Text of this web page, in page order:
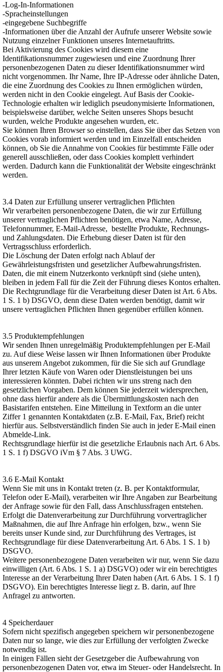
-Log-In-Informationen
-Spracheinstellungen
-eingegebene Suchbegriffe
-Informationen über die Anzahl der Aufrufe unserer Website sowie
Nutzung einzelner Funktionen unseres Internetauftritts.
Bei Aktivierung des Cookies wird diesem eine
Identifikationsnummer zugewiesen und eine Zuordnung Ihrer
personenbezogenen Daten zu dieser Identifikationsnummer wird
nicht vorgenommen. Ihr Name, Ihre IP-Adresse oder ähnliche Daten,
die eine Zuordnung des Cookies zu Ihnen ermöglichen würden,
werden nicht in den Cookie eingelegt. Auf Basis der Cookie-
Technologie erhalten wir lediglich pseudonymisierte Informationen,
beispielsweise darüber, welche Seiten unseres Shops besucht
wurden, welche Produkte angesehen wurden, etc.
Sie können Ihren Browser so einstellen, dass Sie über das Setzen von
Cookies vorab informiert werden und im Einzelfall entscheiden
können, ob Sie die Annahme von Cookies für bestimmte Fälle oder
generell ausschließen, oder dass Cookies komplett verhindert
werden. Dadurch kann die Funktionalität der Website eingeschränkt
werden.
3.4 Daten zur Erfüllung unserer vertraglichen Pflichten
Wir verarbeiten personenbezogene Daten, die wir zur Erfüllung
unserer vertraglichen Pflichten benötigen, etwa Name, Adresse,
Telefonnummer, E-Mail-Adresse, bestellte Produkte, Rechnungs-
und Zahlungsdaten. Die Erhebung dieser Daten ist für den
Vertragsschluss erforderlich.
Die Löschung der Daten erfolgt nach Ablauf der
Gewährleistungsfristen und gesetzlicher Aufbewahrungsfristen.
Daten, die mit einem Nutzerkonto verknüpft sind (siehe unten),
bleiben in jedem Fall für die Zeit der Führung dieses Kontos erhalten.
Die Rechtgrundlage für die Verarbeitung dieser Daten ist Art. 6 Abs.
1 S. 1 b) DSGVO, denn diese Daten werden benötigt, damit wir
unsere vertraglichen Pflichten Ihnen gegenüber erfüllen können.
3.5 Produktempfehlungen
Wir senden Ihnen unregelmäßig Produktempfehlungen per E-Mail
zu. Auf diese Weise lassen wir Ihnen Informationen über Produkte
aus unserem Angebot zukommen, für die Sie sich auf Grundlage
Ihrer letzten Käufe von Waren oder Dienstleistungen bei uns
interessieren könnten. Dabei richten wir uns streng nach den
gesetzlichen Vorgaben. Dem können Sie jederzeit widersprechen,
ohne dass hierfür andere als die Übermittlungskosten nach den
Basistarifen entstehen. Eine Mitteilung in Textform an die unter
Ziffer 1 genannten Kontaktdaten (z.B. E-Mail, Fax, Brief) reicht
hierfür aus. Selbstverständlich finden Sie auch in jeder E-Mail einen
Abmelde-Link.
Rechtsgrundlage hierfür ist die gesetzliche Erlaubnis nach Art. 6 Abs.
1 S. 1 f) DSGVO iVm § 7 Abs. 3 UWG.
3.6 E-Mail Kontakt
Wenn Sie mit uns in Kontakt treten (z. B. per Kontaktformular,
Telefon oder E-Mail), verarbeiten wir Ihre Angaben zur Bearbeitung
der Anfrage sowie für den Fall, dass Anschlussfragen entstehen.
Erfolgt die Datenverarbeitung zur Durchführung vorvertraglicher
Maßnahmen, die auf Ihre Anfrage hin erfolgen, bzw., wenn Sie
bereits unser Kunde sind, zur Durchführung des Vertrages, ist
Rechtsgrundlage für diese Datenverarbeitung Art. 6 Abs. 1 S. 1 b)
DSGVO.
Weitere personenbezogene Daten verarbeiten wir nur, wenn Sie dazu
einwilligen (Art. 6 Abs. 1 S. 1 a) DSGVO) oder wir ein berechtigtes
Interesse an der Verarbeitung Ihrer Daten haben (Art. 6 Abs. 1 S. 1 f)
DSGVO). Ein berechtigtes Interesse liegt z. B. darin, auf Ihre
Anfragel zu antworten.
4 Speicherdauer
Sofern nicht spezifisch angegeben speichern wir personenbezogene
Daten nur so lange, wie dies zur Erfüllung der verfolgten Zwecke
notwendig ist.
In einigen Fällen sieht der Gesetzgeber die Aufbewahrung von
personenbezogenen Daten vor, etwa im Steuer- oder Handelsrecht. In